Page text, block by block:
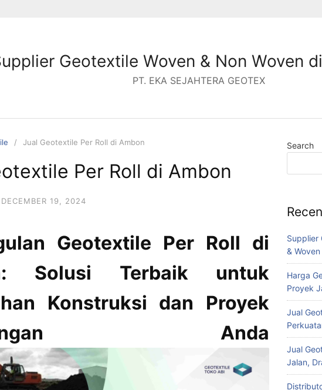
Geotextile Woven & Non Woven
PT. EKA SEJAHTERA GEOTEX
Jual Geotextile Per Roll di Ambon
Per Roll di Ambon
DECEMBER 19, 2024
Geotextile Per Roll di
Solusi Terbaik untuk
Konstruksi dan Proyek
Anda
Search
Supplier
&
Harga
Proyek
Jual
Jual
Jalan,